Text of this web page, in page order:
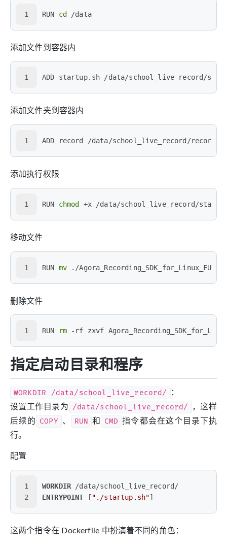
1 RUN cd /data
添加文件到容器内
1 ADD startup.sh /data/school_live_record/
添加文件夹到容器内
1 ADD record /data/school_live_record/record
添加执行权限
1 RUN chmod +x /data/school_live_record/
移动文件
1 RUN mv ./
删除文件
1 RUN rm -rf zxvf
指定启动目录和程序
WORKDIR /data/school_live_record/
：
设置工作目录为
/data/school_live_record/
，这样
后续的
COPY 、 RUN 和 CMD 指令都会在这个目录下执
行。
配置
1
2
WORKDIR /data/school_live_record/
ENTRYPOINT [ "./startup.sh"]
这两个指令在 Dockerfile 中扮演着不同的角色：